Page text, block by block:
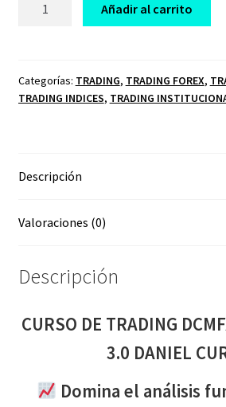
PROTRADER
3.0
Añadir al carrito
Categorías: TRADING, TRADING FOREX,
TRADING INDICES, TRADING
Descripción
Valoraciones (0)
Descripción
CURSO DE TRADING
3.0 DANIEL
Domina el análisis